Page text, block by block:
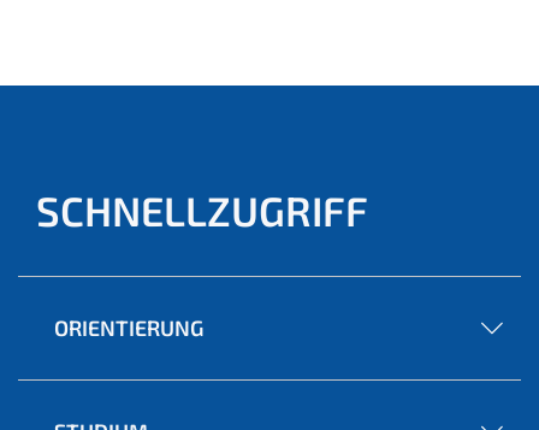
SCHNELLZUGRIFF
ORIENTIERUNG